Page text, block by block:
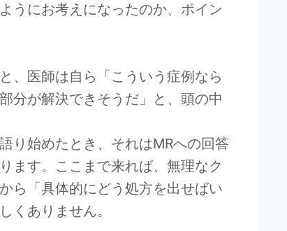
ようにお考えになったのか、ポイン
、医師は自ら「こういう症例なら
分が解決できそうだ」と、頭の中
り始めたとき、それはMRへの回答
ます。ここまで来れば、無理なク
ら「具体的にどう処方を出せばい
くありません。